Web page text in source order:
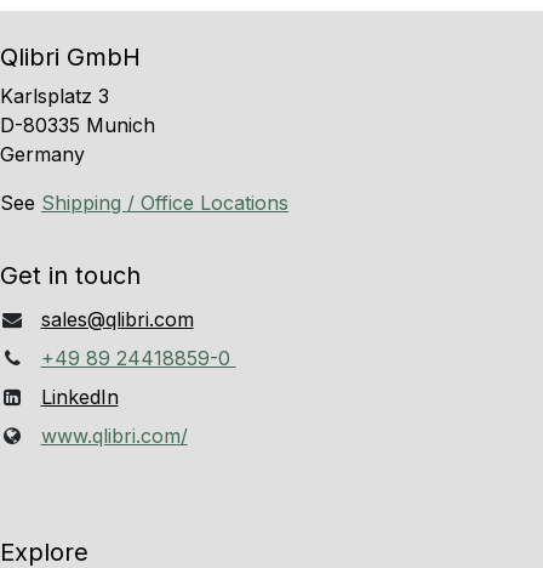
Qlibri GmbH
Karlsplatz 3
D-80335 Munich
Germany
See Shipping / Office Locations
Get in touch
sales@qlibri.com
+49 89 24418859-0
LinkedIn
www.qlibri.com/
Explore